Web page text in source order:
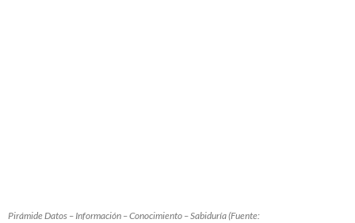
Pirámide Datos – Información – Conocimiento – Sabiduría (Fuente: